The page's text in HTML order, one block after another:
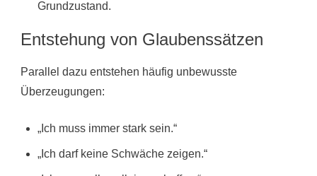
Grundzustand.
Entstehung von Glaubenssätzen
Parallel dazu entstehen häufig unbewusste
Überzeugungen:
„Ich muss immer stark sein.“
„Ich darf keine Schwäche zeigen.“